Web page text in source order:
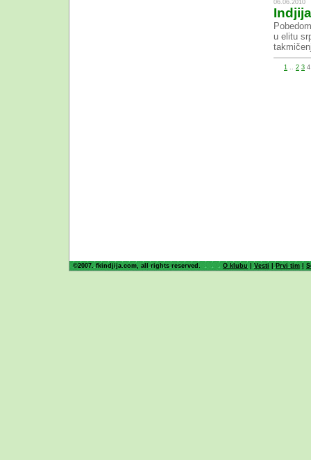
06.06.2010
u elitu
1 .. 2 3
©2007. fkindjija.com, all rights reserved. O klubu |Vesti | Prvi tim |